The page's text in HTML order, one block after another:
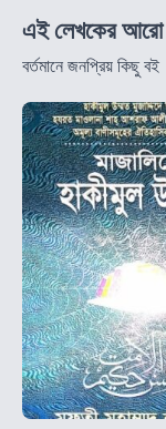
এই লেখকের আরো
বর্তমানে জনপ্রিয় কিছু বই